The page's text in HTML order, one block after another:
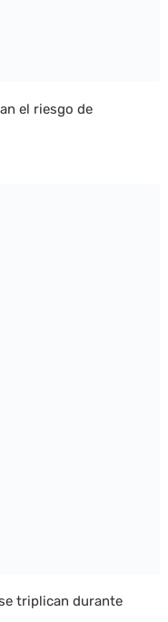
el riesgo de
triplican durante